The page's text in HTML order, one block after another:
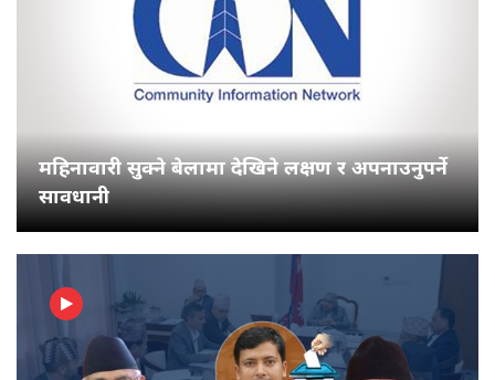
महिनावारी सुक्ने बेलामा देखिने लक्षण र अपनाउनुपर्ने
सावधानी